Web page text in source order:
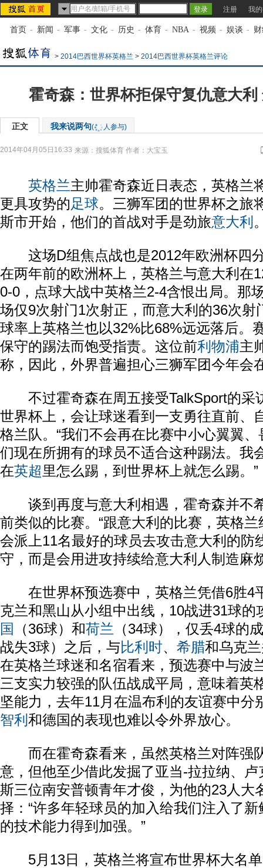
注册 我
首页 - 新闻 - 军事 - 文化 - 历史 - 体育 - NBA - 视频 - 娱谈 -
> 2014巴西世界杯英格兰 > 2014巴西世界杯英格兰评论
霍奇森：世界杯拒保守复仇意大利
正文 我来说两句( 人参与)
2014年04月05日16:33 来源： 搜狐体育 作者：大宝玉
英格兰主帅霍奇森近日表态，英格兰
更具攻势的足球。三狮军团的世界杯之旅
斯市开始，他们的首战对手是劲旅意大利
这场D组焦点战也是2012年欧洲杯四
在两年前的欧洲杯上，英格兰与意大利在
0-0，点球大战中英格兰2-4含恨出局。那
场仅9次射门1次射正，而意大利的36次射
球率上英格兰也以32%比68%远远落后。
保守的踢法而饱受指责。这位前利物浦主
称，因此，外界普遍担心三狮军团今年会
不过霍奇森在周五接受TalkSport的采
世界杯上，会让球迷看到一支勇往直前、
格兰队。“我们不会再在比赛中小心翼翼
们现在所拥有的球员不适合这种踢法。我
在英超里怎么踢，到世界杯上就怎么踢。”
谈到再度与意大利相遇，霍奇森并不
前类似的比赛。“跟意大利的比赛，英格
会派上11名最好的球员去攻击意大利的防
守，而是会用进攻持续给意大利人制造麻
在世界杯预选赛中，英格兰凭借6胜4
克兰和黑山从小组中出线，10战进31球的
国
（36球）和荷兰 （34球），仅丢4球的
战失3球）之后，与比利时、 希腊和乌克
在英格兰球迷和名宿看来，预选赛中与波
三支实力较强的队伍战成平局，意味着英
坚能力，去年11月在温布利的友谊赛中分
智利 和德国的表现也难以令外界放心。
而在霍奇森看来，虽然英格兰对阵强
意，但他至少借此发掘了亚当-拉拉纳、
斯三位南安普顿青年才俊，为他的23人大
择：“许多年轻球员的加入给我们注入了
的技术能力得到加强。”
5月13日，英格兰将宣布世界杯大名单